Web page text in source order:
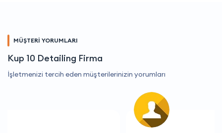
MÜŞTERİ YORUMLARI
Kup 10 Detailing Firma
İşletmenizi tercih eden müşterilerinizin yorumları